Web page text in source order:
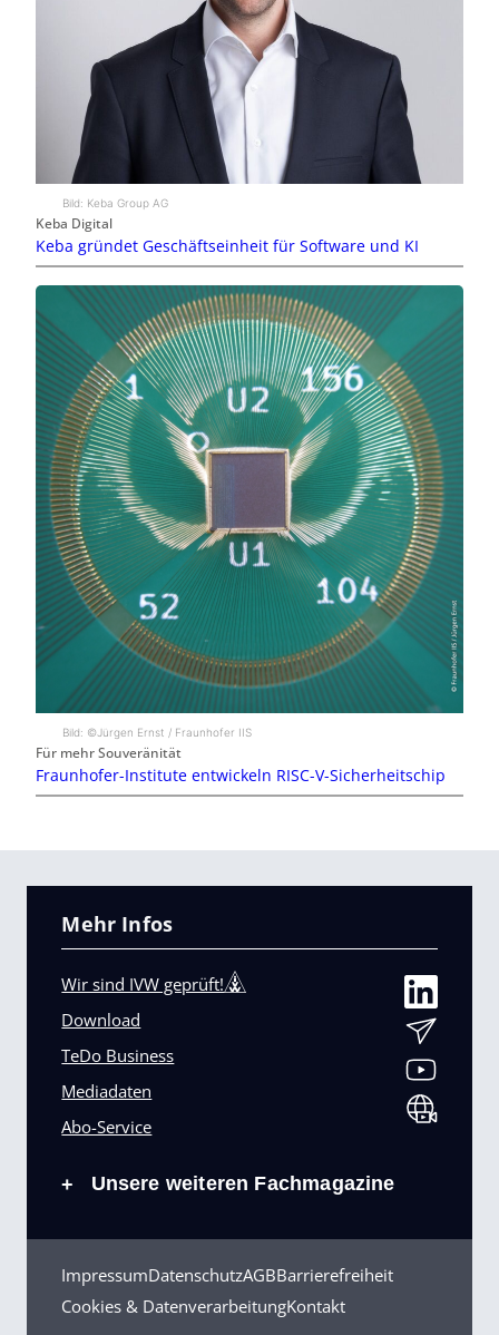
Bild: Keba Group AG
Keba Digital
Keba gründet Geschäftseinheit für Software und KI
Bild: ©Jürgen Ernst / Fraunhofer IIS
Für mehr Souveränität
Fraunhofer-Institute entwickeln RISC-V-Sicherheitschip
Mehr Infos
Wir sind IVW geprüft!
Download
TeDo Business
Mediadaten
Abo-Service
+ Unsere weiteren Fachmagazine
ImpressumDatenschutzAGBBarrierefreiheit
Cookies & DatenverarbeitungKontakt